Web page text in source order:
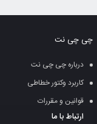
سبد
چی چی نت
درباره چی چی نت
کاربرد وکتور خطاطی
قوانین و مقررات
ارتباط با ما